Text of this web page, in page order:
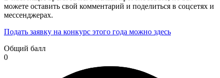
можете оставить свой комментарий и поделиться в соцсетях и
мессенджерах.
Подать заявку на конкурс этого года можно здесь
Общий балл
0